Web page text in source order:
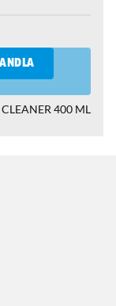
CLEANER 400 ML